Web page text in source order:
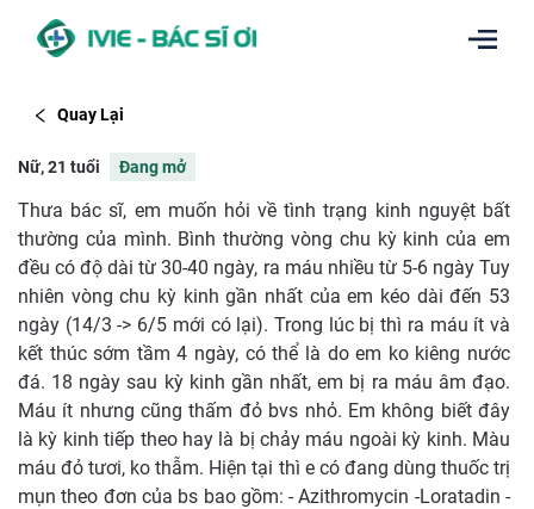
Quay Lại
Nữ, 21 tuổi Đang mở
Thưa bác sĩ, em muốn hỏi về tình trạng kinh nguyệt bất
thường của mình. Bình thường vòng chu kỳ kinh của em
đều có độ dài từ 30-40 ngày, ra máu nhiều từ 5-6 ngày Tuy
nhiên vòng chu kỳ kinh gần nhất của em kéo dài đến 53
ngày (14/3 -> 6/5 mới có lại). Trong lúc bị thì ra máu ít và
kết thúc sớm tầm 4 ngày, có thể là do em ko kiêng nước
đá. 18 ngày sau kỳ kinh gần nhất, em bị ra máu âm đạo.
Máu ít nhưng cũng thấm đỏ bvs nhỏ. Em không biết đây
là kỳ kinh tiếp theo hay là bị chảy máu ngoài kỳ kinh. Màu
máu đỏ tươi, ko thẫm. Hiện tại thì e có đang dùng thuốc trị
mụn theo đơn của bs bao gồm: - Azithromycin -Loratadin -